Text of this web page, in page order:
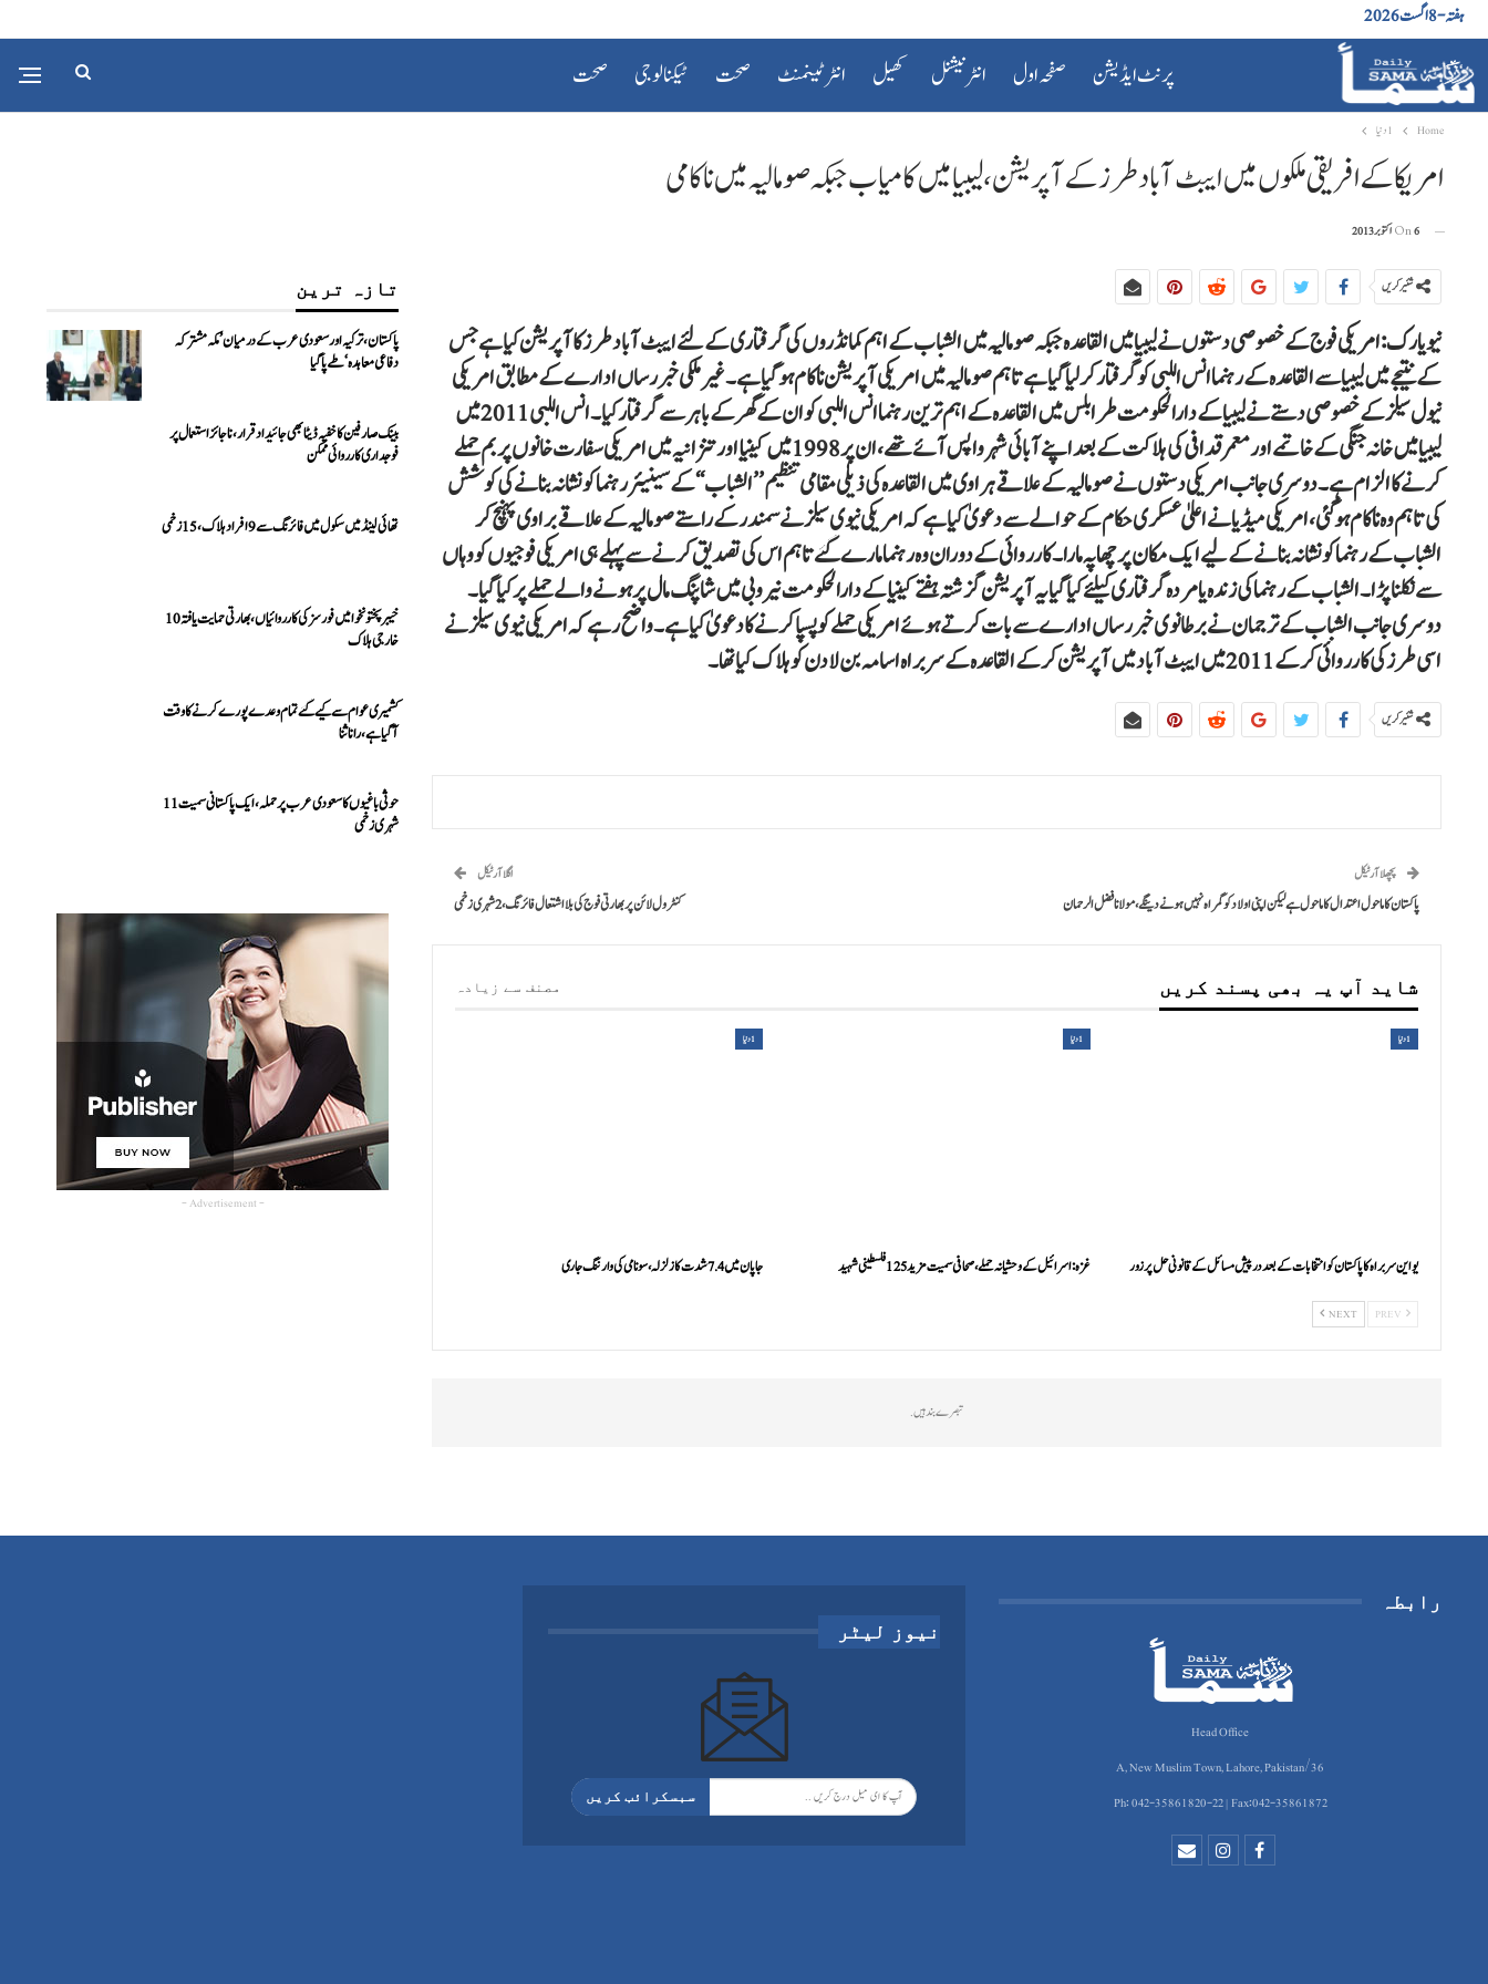
ہفتہ - 8 اگست 2026
پرنٹ ایڈیشن صفحہ اول انٹرنیشنل کھیل انٹرٹینمنٹ صحت ٹیکنالوجی صحت
Home 1دنیا
امریکا کے افریقی ملکوں میں ایبٹ آباد طرزکےآپریشن، لیبیا میں کامیاب جبکہ صومالیہ میں ناکامی
On6 اکتوبر 2013
شئیر کریں
نیویارک: امریکی فوج کے خصوصی دستوں نے لیبیا میں القاعدہ جبکہ صومالیہ میں الشباب کے اہم کمانڈروں کی گرفتاری کے لئے ایبٹ آباد طرز کا آپریشن کیا ہے جس
کے نتیجے میں لیبیا سے القاعدہ کے رہنما انس اللبی کو گرفتار کرلیا گیا ہے تاہم صومالیہ میں امریکی آپریشن ناکام ہوگیا ہے۔ غیر ملکی خبر رساں ادارے کے مطابق امریکی
نیول سیلز کے خصوصی دستے نے لیبیا کے دارالحکومت طرابلس میں القاعدہ کے اہم ترین رہنما انس اللبی کو ان کے گھر کے باہر سے گرفتار کیا۔ انس اللبی 2011 میں
لیبیا میں خانہ جنگی کے خاتمے اور معمر قدافی کی ہلاکت کے بعد اپنے آبائی شہر واپس آئے تھے، ان پر 1998 میں کینیا اور تنزانیہ میں امریکی سفارت خانوں پر بم حملے
کرنے کا الزام ہے۔ دوسری جانب امریکی دستوں نے صومالیہ کے علاقے ہراوی میں القاعدہ کی ذیلی مقامی تنظیم ’’الشباب‘‘ کے سینیئر رہنما کو نشانہ بنانے کی کوشش
کی تاہم وہ ناکام ہوگئی، امریکی میڈیا نے اعلیٰ عسکری حکام کے حوالے سے دعویٰ کیا ہے کہ امریکی نیوی سیلز نے سمندر کے راستے صومالیہ کے علاقے براوی پہنچ کر
الشباب کے رہنما کو نشانہ بنانے کے لیے ایک مکان پر چھاپہ مارا۔ کارروائی کے دوران وہ رہنما مارے گئے تاہم اس کی تصدیق کرنے سے پہلے ہی امریکی فوجیوں کو وہاں
سے نکلنا پڑا۔ الشباب کے رہنما کی زندہ یا مردہ گرفتاری کیلئے کیا گیا یہ آپریشن گزشتہ ہفتے کینیا کے دارالحکومت نیروبی میں شاپنگ مال پر ہونے والے حملے پر کیا گیا۔
دوسری جانب الشباب کے ترجمان نے برطانوی خبر رساں ادارے سے بات کرتے ہوئے امریکی حملے کو پسپا کرنے کا دعویٰ کیا ہے۔ واضح رہے کہ امریکی نیوی سیلز نے
اسی طرز کی کارروائی کرکے 2011 میں ایبٹ آباد میں آپریشن کرکے القاعدہ کے سربراہ اسامہ بن لادن کو ہلاک کیا تھا ۔
شئیر کریں
پچھلا آرٹیکل
پاکستان کا ماحول اعتدال کا ماحول ہے لیکن اپنی اولاد کو گمراہ نہیں ہونے دینگے، مولانا فضل الرحمان
اگلا آرٹیکل
کنٹرول لائن پربھارتی فوج کی بلااشتعال فائرنگ، 2 شہری زخمی
شاید آپ یہ بھی پسند کریں مصنف سے زیادہ
1دنیا
یواین سربراہ کا پاکستان کوانتخابات کے بعد درپیش مسائل کے قانونی حل پرزور
1دنیا
غزہ:اسرائیل کے وحشیانہ حملے، صحافی سمیت مزید 125 فلسطینی شہید
1دنیا
جاپان میں 7.4 شدت کا زلزلہ، سونامی کی وارننگ جاری
NEXT
تبصرے بند ہیں.
تازہ ترین
پاکستان، ترکیہ اور سعودی عرب کے درمیان ’مکہ مشترکہ
دفاعی معاہدہ‘ طے پا گیا
بینک صارفین کا خفیہ ڈیٹا بھی جائیداد قرار، ناجائز استعمال پر
فوجداری کارروائی ممکن
تھائی لینڈ میں سکول میں فائرنگ سے 9 افراد ہلاک، 15 زخمی
خیبرپختونخوا میں فورسز کی کارروائیاں، بھارتی حمایت یافتہ 10
خارجی ہلاک
کشمیری عوام سے کیے گئے تمام وعدے پورے کرنے کا وقت
آ گیا ہے، رانا ثنا
حوثی باغیوں کا سعودی عرب پر حملہ، ایک پاکستانی سمیت 11
شہری زخمی
- Advertisement -
رابطہ
Head Office
36/A, New Muslim Town, Lahore, Pakistan
Ph: 042-35861820-22 | Fax:042-35861872
نیوز لیٹر
سبسکرائب کریں